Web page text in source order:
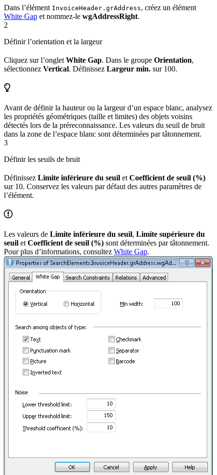
Dans l’élément InvoiceHeader.grAddress, créez un élément
White Gap et nommez-le wgAddressRight.
2
Définir l’orientation et la largeur
Cliquez sur l’onglet White Gap. Dans le groupe Orientation,
sélectionnez Vertical. Définissez Largeur min. sur 100.
Avant de définir la hauteur ou la largeur d’un espace blanc, analysez
les propriétés géométriques (taille et limites) des objets voisins
détectés lors de la préreconnaissance. Les valeurs du seuil de bruit
dans la zone de l’espace blanc sont déterminées par tâtonnement.
3
Définir les seuils de bruit
Définissez Limite inférieure du seuil et Coefficient de seuil (%)
sur 10. Conservez les valeurs par défaut des autres paramètres de
l’élément.
Les valeurs de Limite inférieure du seuil, Limite supérieure du
seuil et Coefficient de seuil (%) sont déterminées par tâtonnement.
Pour plus d’informations, consultez White Gap.